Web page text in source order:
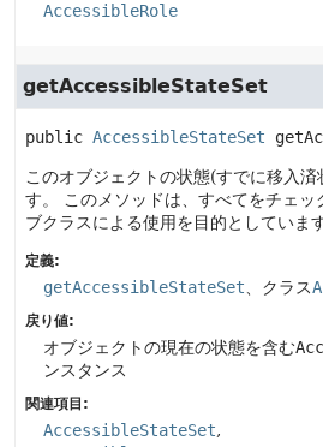
AccessibleRole
getAccessibleStateSet
public AccessibleStateSet
このオブジェクトの状態(すでに移入済
す。
このメソッドは、すべてをチェ
ブクラスによる使用を目的としています
定義:
getAccessibleStateSet 、クラス
戻り値:
オブジェクトの現在の状態を含む
ンスタンス
関連項目:
AccessibleStateSet